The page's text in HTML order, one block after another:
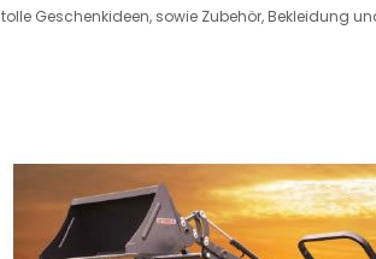
Geschenkideen, sowie Zubehör, Bekleidung